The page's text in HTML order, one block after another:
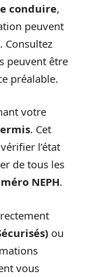
conduire,
peuvent
Consultez
peuvent être
préalable.
votre
. Cet
l’état
de tous les
NEPH.
ou
vous